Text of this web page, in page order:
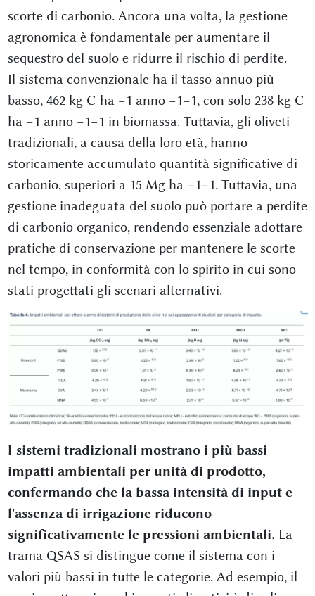
scorte di carbonio. Ancora una volta, la gestione
agronomica è fondamentale per aumentare il
sequestro del suolo e ridurre il rischio di perdite.
Il sistema convenzionale ha il tasso annuo più
basso, 462 kg C ha −1 anno −1−1, con solo 238 kg C
ha −1 anno −1−1 in biomassa. Tuttavia, gli oliveti
tradizionali, a causa della loro età, hanno
storicamente accumulato quantità significative di
carbonio, superiori a 15 Mg ha −1−1. Tuttavia, una
gestione inadeguata del suolo può portare a perdite
di carbonio organico, rendendo essenziale adottare
pratiche di conservazione per mantenere le scorte
nel tempo, in conformità con lo spirito in cui sono
stati progettati gli scenari alternativi.
I sistemi tradizionali mostrano i più bassi
impatti ambientali per unità di prodotto,
confermando che la bassa intensità di input e
l'assenza di irrigazione riducono
significativamente le pressioni ambientali. La
trama QSAS si distingue come il sistema con i
valori più bassi in tutte le categorie. Ad esempio, il